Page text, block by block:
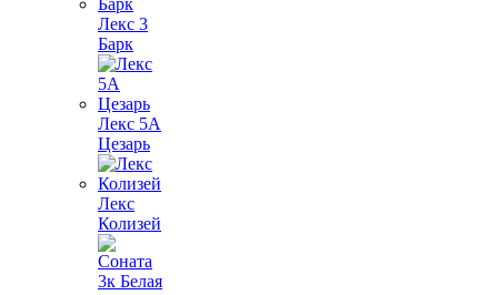
Лекс 3
Барк
Лекс 5А
Цезарь
Лекс
Колизей